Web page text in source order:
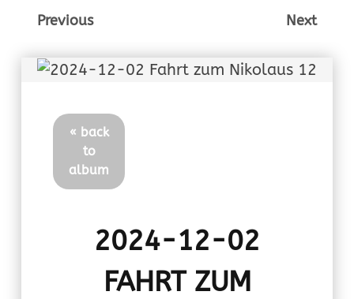
Previous Next
« back
to
album
2024-12-02
FAHRT ZUM